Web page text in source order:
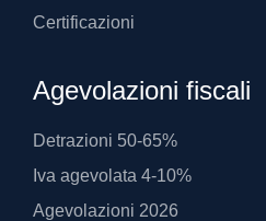
Certificazioni
Agevolazioni fiscali
Detrazioni 50-65%
Iva agevolata 4-10%
Agevolazioni 2026